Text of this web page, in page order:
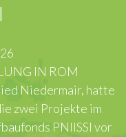
IN ROM
Niedermair, hatte
Projekte im
PNIISSI vor